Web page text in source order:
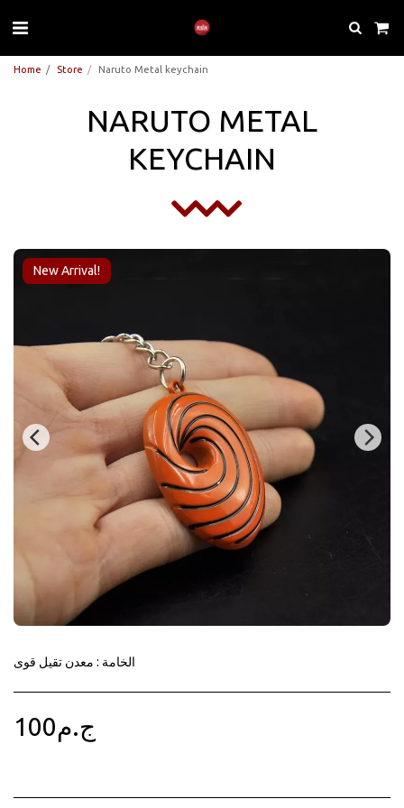
Home Store Naruto Metal keychain
NARUTO METAL
KEYCHAIN
New Arrival!
الخامة : معدن تقيل قوى
ج.م100